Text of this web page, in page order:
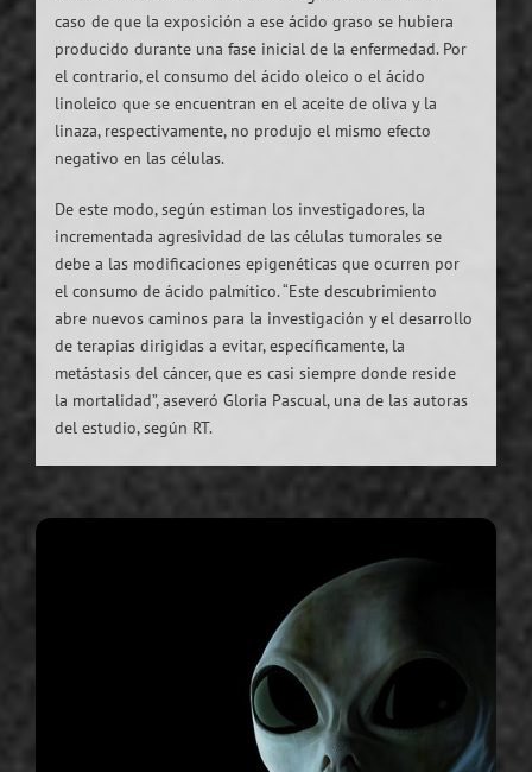
caso de que la exposición a ese ácido graso se hubiera
producido durante una fase inicial de la enfermedad. Por
el contrario, el consumo del ácido oleico o el ácido
linoleico que se encuentran en el aceite de oliva y la
linaza, respectivamente, no produjo el mismo efecto
negativo en las células.
De este modo, según estiman los investigadores, la
incrementada agresividad de las células tumorales se
debe a las modificaciones epigenéticas que ocurren por
el consumo de ácido palmítico. “Este descubrimiento
abre nuevos caminos para la investigación y el desarrollo
de terapias dirigidas a evitar, específicamente, la
metástasis del cáncer, que es casi siempre donde reside
la mortalidad”, aseveró Gloria Pascual, una de las autoras
del estudio, según RT.